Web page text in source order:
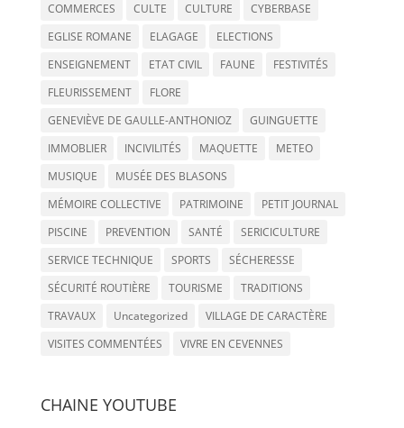
COMMERCES
CULTE CULTURE
CYBERBASE
EGLISE ROMANE
ELAGAGE
ELECTIONS
ENSEIGNEMENT
ETAT CIVIL FAUNE
FESTIVITÉS
FLEURISSEMENT
FLORE
GENEVIÈVE DE GAULLE-ANTHONIOZ
GUINGUETTE
IMMOBLIER
INCIVILITÉS MAQUETTE
METEO
MUSIQUE
MUSÉE DES BLASONS
MÉMOIRE COLLECTIVE
PATRIMOINE
PETIT JOURNAL
PISCINE
PREVENTION SANTÉ
SERICICULTURE
SERVICE TECHNIQUE
SPORTS
SÉCHERESSE
SÉCURITÉ ROUTIÈRE
TOURISME
TRADITIONS
TRAVAUX
Uncategorized
VILLAGE DE CARACTÈRE
VISITES COMMENTÉES
VIVRE EN CEVENNES
CHAINE YOUTUBE